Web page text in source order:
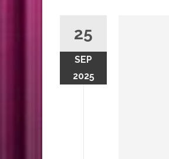
25
SEP
2025